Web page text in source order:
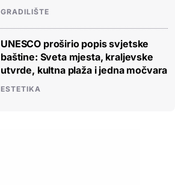
GRADILIŠTE
UNESCO proširio popis svjetske
baštine: Sveta mjesta, kraljevske
utvrde, kultna plaža i jedna močvara
ESTETIKA